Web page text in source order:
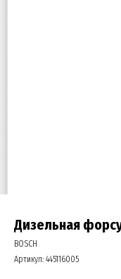
Дизельная
BOSCH
Артикул: 445116005